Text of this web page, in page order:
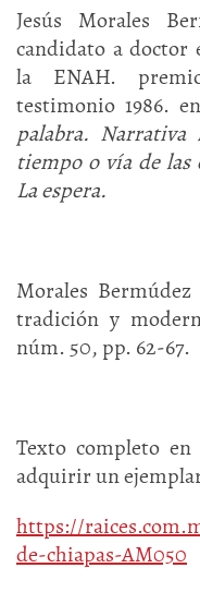
Jesús Morales
candidato a doctor
la ENAH.
testimonio 1986.
palabra. Narrativa
tiempo o vía de las
La espera.
Morales
tradición y
núm. 50, pp. 62-67.
Texto completo
adquirir un
https://
de-chiapas-AM050